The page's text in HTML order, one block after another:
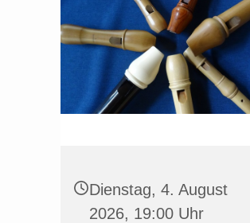
Dienstag, 4. August
2026, 19:00 Uhr